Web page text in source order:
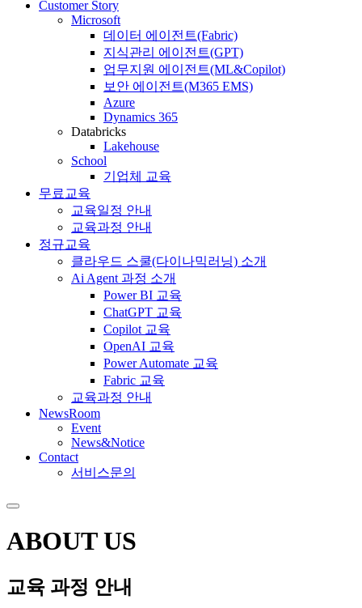
Customer Story
Microsoft
데이터 에이전트(Fabric)
지식관리 에이전트(GPT)
업무지원 에이전트(ML&Copilot)
보안 에이전트(M365 EMS)
Azure
Dynamics 365
Databricks
Lakehouse
School
기업체 교육
무료교육
교육일정 안내
교육과정 안내
정규교육
클라우드 스쿨(다이나믹러닝) 소개
Ai Agent 과정 소개
Power BI 교육
ChatGPT 교육
Copilot 교육
OpenAI 교육
Power Automate 교육
Fabric 교육
교육과정 안내
NewsRoom
Event
News&Notice
Contact
서비스문의
ABOUT US
교육 과정 안내